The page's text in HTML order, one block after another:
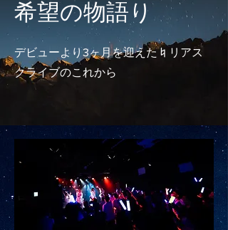
​希望の物語り
​デビューより3ヶ月を迎えた♮リアス
クライブのこれから